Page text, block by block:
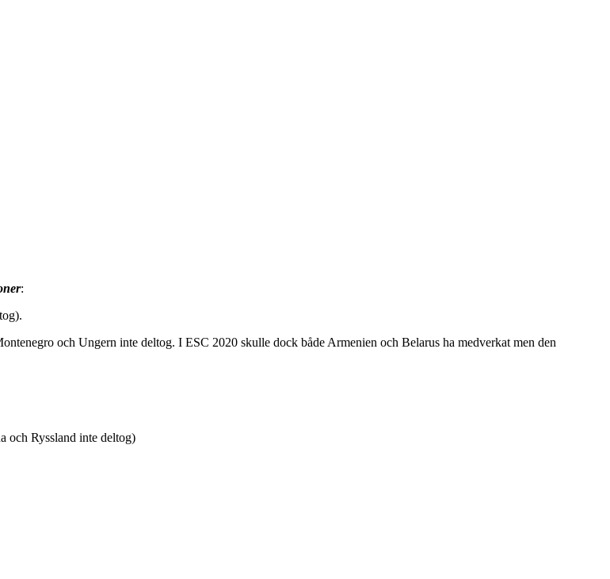
:
och Ungern inte deltog. I ESC 2020 skulle dock både Armenien och Belarus ha medverkat men den
och Ryssland inte deltog)